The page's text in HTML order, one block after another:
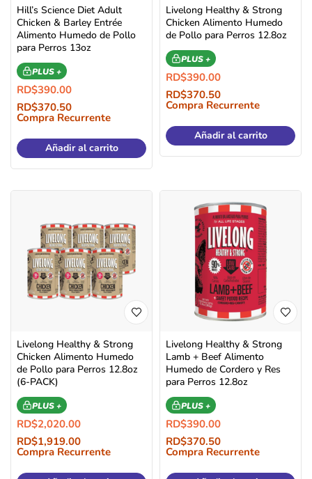
Hill’s Science Diet Adult
Chicken & Barley Entrée
Alimento Humedo de Pollo
para Perros 13oz
PLUS +
RD$390.00
RD$370.50
Compra Recurrente
Añadir al carrito
Livelong Healthy & Strong
Chicken Alimento Humedo
de Pollo para Perros 12.8oz
PLUS +
RD$390.00
RD$370.50
Compra Recurrente
Añadir al carrito
Livelong Healthy & Strong
Chicken Alimento Humedo
de Pollo para Perros 12.8oz
(6-PACK)
PLUS +
RD$2,020.00
RD$1,919.00
Compra Recurrente
Livelong Healthy & Strong
Lamb + Beef Alimento
Humedo de Cordero y Res
para Perros 12.8oz
PLUS +
RD$390.00
RD$370.50
Compra Recurrente